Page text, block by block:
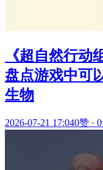
《超自然行动
盘点游戏中可
生物
2026-07-21 17:040赞 ·